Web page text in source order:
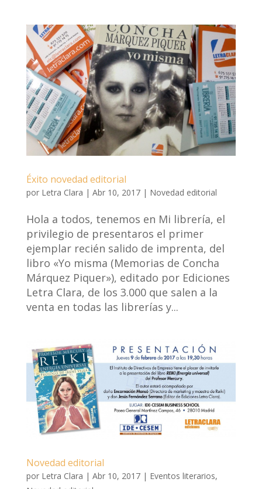
Éxito novedad editorial
por Letra Clara | Abr 10, 2017| Novedad editorial
Hola a todos, tenemos en Mi librería, el
privilegio de presentaros el primer
ejemplar recién salido de imprenta, del
libro «Yo misma (Memorias de Concha
Márquez Piquer»), editado por Ediciones
Letra Clara, de los 3.000 que salen a la
venta en todas las librerías y...
Novedad editorial
por Letra Clara | Abr 10, 2017| Eventos literarios,